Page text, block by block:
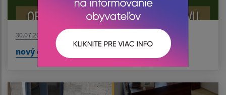
30.07.2026
nový článok